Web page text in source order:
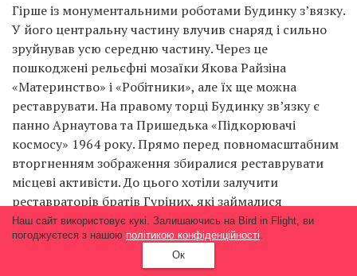
Гірше із монументальними роботами Будинку з’вязку.
У його центральну частину влучив снаряд і сильно
зруйнував усю середню частину. Через це
пошкоджені рельєфні мозаїки Якова Райзіна
«Материнство» і «Робітники», але їх ще можна
реставрувати. На правому торці Будинку зв’язку є
панно Арнаутова та Пришедька «Підкорювачі
космосу» 1964 року. Прямо перед повномасштабним
вторгненням зображення збиралися реставрувати
місцеві активісти. До цього хотіли залучити
реставраторів братів Гуріних, які займалися
мозаїками на київському автовокзалі. Будівля
цегляна, є шанс, що її відновлять. Але й можуть
зашити вентфасадом разом із мозаїкою, посилаючись
Наш сайт використовує кукі. Залишаючись на Bird in Flight, ви
погоджуєтеся з нашою політикою конфіденційності.
Ок